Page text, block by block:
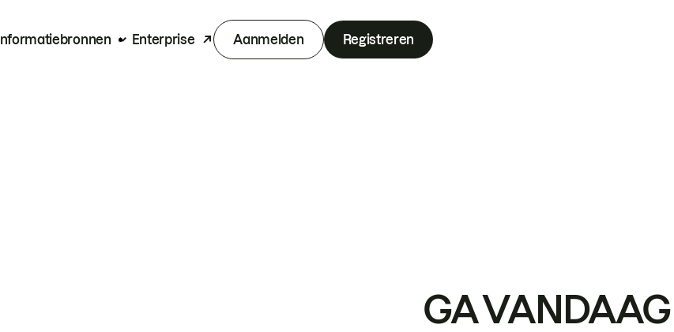
Informatiebronnen Enterprise Aanmelden Registreren
GA VANDAAG